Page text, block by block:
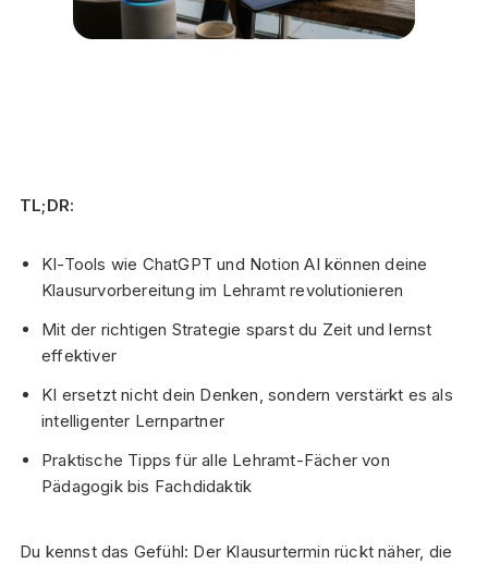
TL;DR:
KI-Tools wie ChatGPT und Notion AI können deine
Klausurvorbereitung im Lehramt revolutionieren
Mit der richtigen Strategie sparst du Zeit und lernst
effektiver
KI ersetzt nicht dein Denken, sondern verstärkt es als
intelligenter Lernpartner
Praktische Tipps für alle Lehramt-Fächer von
Pädagogik bis Fachdidaktik
Du kennst das Gefühl: Der Klausurtermin rückt näher, die